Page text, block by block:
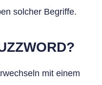
solcher Begriffe.
mit einem